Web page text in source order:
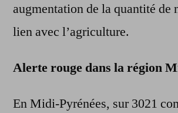
augmentation de la quantité de
lien avec l’agriculture.
Alerte rouge dans la région
En Midi-Pyrénées, sur 3021